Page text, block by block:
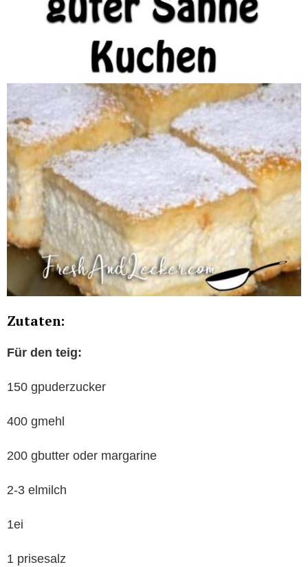
Zutaten:
Für den teig:
150 gpuderzucker
400 gmehl
200 gbutter oder margarine
2-3 elmilch
1ei
1 prisesalz